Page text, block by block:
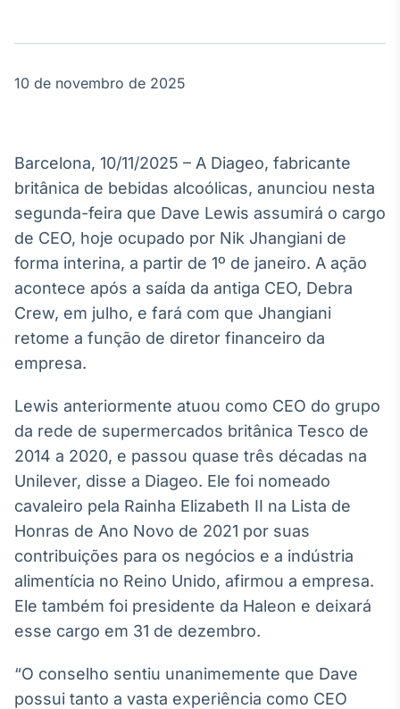
Tudo sobre o
Político
Os bastidores da
política em
tempo real
Broadcast
Energia
O setor de
energia elétrica
no Brasil
Broadcast
White Label
Plataforma para
conteúdos
personalizados
Soluções de Dados
e Conteúdos
Broadcast
OTC
Plataforma para
negociação de
Broadcast
Datafeed
10 de novembro de 2025
Barcelona, 10/11/2025 – A Diageo, fabricante
britânica de bebidas alcoólicas, anunciou nesta
segunda-feira que Dave Lewis assumirá o cargo
de CEO, hoje ocupado por Nik Jhangiani de
forma interina, a partir de 1º de janeiro. A ação
acontece após a saída da antiga CEO, Debra
Crew, em julho, e fará com que Jhangiani
retome a função de diretor financeiro da
empresa.
Lewis anteriormente atuou como CEO do grupo
da rede de supermercados britânica Tesco de
2014 a 2020, e passou quase três décadas na
Unilever, disse a Diageo. Ele foi nomeado
cavaleiro pela Rainha Elizabeth II na Lista de
Honras de Ano Novo de 2021 por suas
contribuições para os negócios e a indústria
alimentícia no Reino Unido, afirmou a empresa.
Ele também foi presidente da Haleon e deixará
esse cargo em 31 de dezembro.
“O conselho sentiu unanimemente que Dave
possui tanto a vasta experiência como CEO